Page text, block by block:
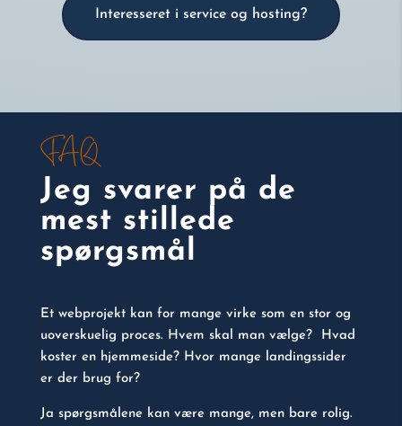
Interesseret i service og hosting?
FAQ
Jeg svarer på de
mest stillede
spørgsmål
Et webprojekt kan for mange virke som en stor og
uoverskuelig proces. Hvem skal man vælge? Hvad
koster en hjemmeside? Hvor mange landingssider
er der brug for?
Ja spørgsmålene kan være mange, men bare rolig.